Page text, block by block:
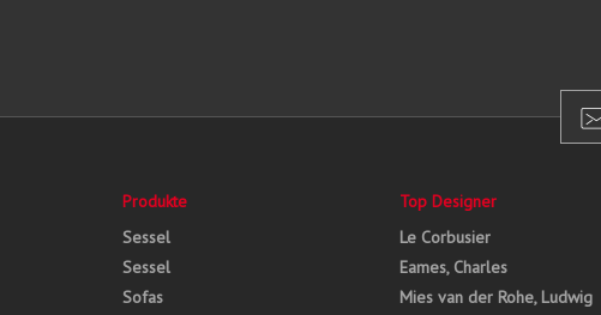
Produkte
Sessel
Sessel
Sofas
Top Designer
Le Corbusier
Eames, Charles
Mies van der Rohe, Ludwig